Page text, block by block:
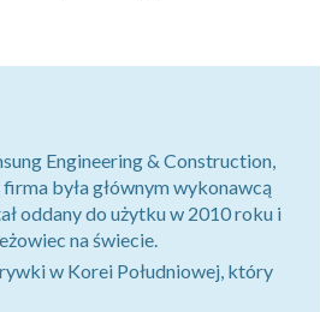
Engineering & Construction,
była głównym wykonawcą
oddany do użytku w 2010 roku i
na świecie.
w Korei Południowej, który